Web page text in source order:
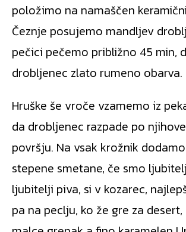
položimo na namaščen
Čeznje posujemo mandljev
pečici pečemo približno 45 min,
drobljenec zlato rumeno obarva.
Hruške še vroče vzamemo iz
da drobljenec razpade po
površju. Na vsak krožnik
stepene smetane, če smo
ljubitelji piva, si v kozarec,
pa na peclju, ko že gre za